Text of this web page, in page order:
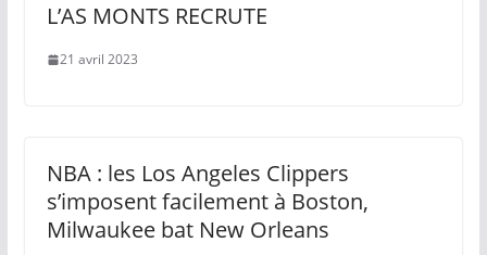
L’AS MONTS RECRUTE
21 avril 2023
NBA : les Los Angeles Clippers
s’imposent facilement à Boston,
Milwaukee bat New Orleans